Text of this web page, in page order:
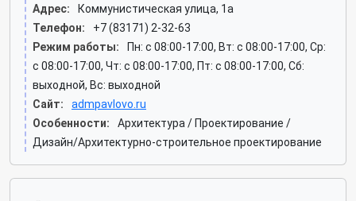
Адрес:
Коммунистическая улица, 1а
Телефон:
+7 (83171) 2-32-63
Режим работы:
Пн: c 08:00-17:00, Вт: c 08:00-17:00, Ср:
c 08:00-17:00, Чт: c 08:00-17:00, Пт: c 08:00-17:00, Сб:
выходной, Вс: выходной
Сайт:
admpavlovo.ru
Особенности:
Архитектура / Проектирование /
Дизайн/Архитектурно-строительное проектирование